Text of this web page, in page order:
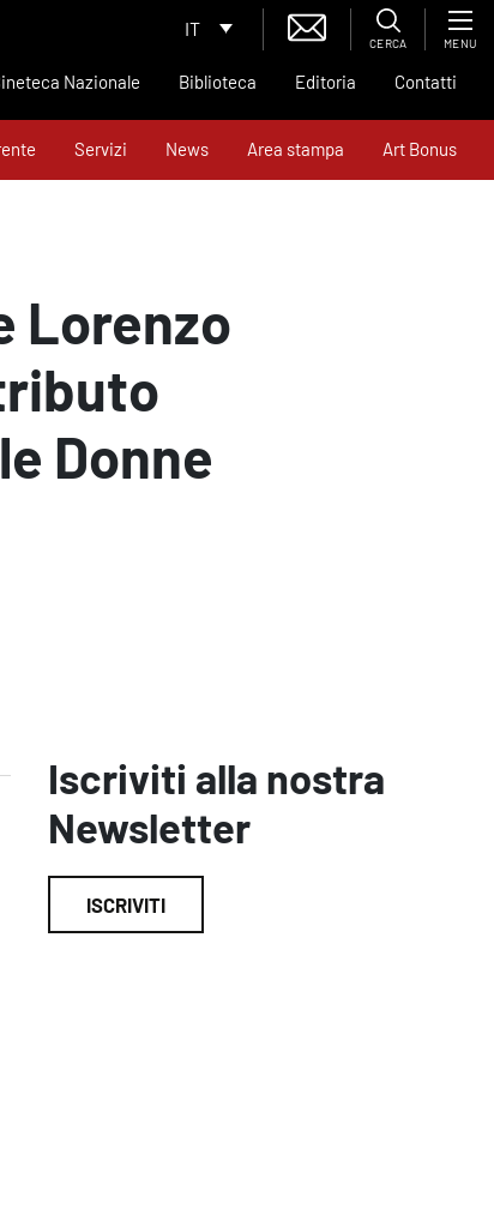
IT
CERCA MENU
Nazionale Biblioteca Editoria Contatti
Servizi News Area stampa Art Bonus
Lorenzo
Donne
Iscriviti alla nostra
Newsletter
ISCRIVITI